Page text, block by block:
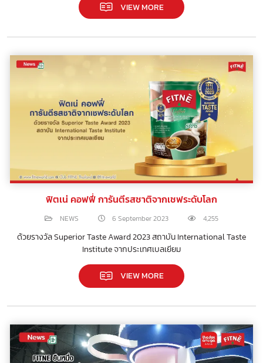
VIEW MORE
ฟิตเน่ คอฟฟี่ การันตีรสชาติจากเชฟระดับโลก
NEWS 6 September 2023 4,255
ด้วยรางวัล Superior Taste Award 2023 สถาบัน International Taste
Institute จากประเทศเบลเยียม
VIEW MORE